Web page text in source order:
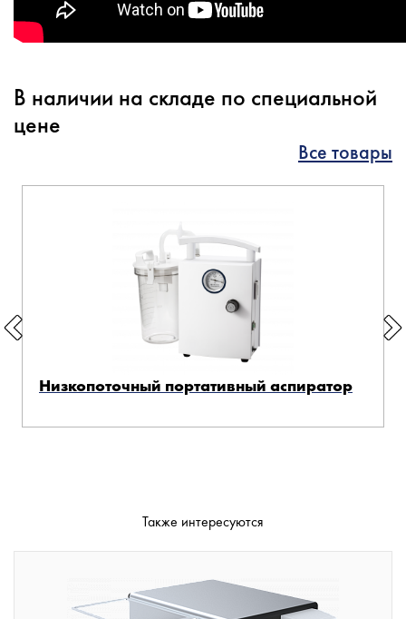
В наличии на складе по специальной
цене
Все товары
Низкопоточный портативный аспиратор
Также интересуются